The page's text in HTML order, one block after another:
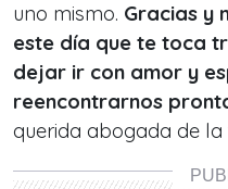
uno mismo. Gracias y
este día que te toca
dejar ir con amor y
reencontrarnos
querida abogada de la